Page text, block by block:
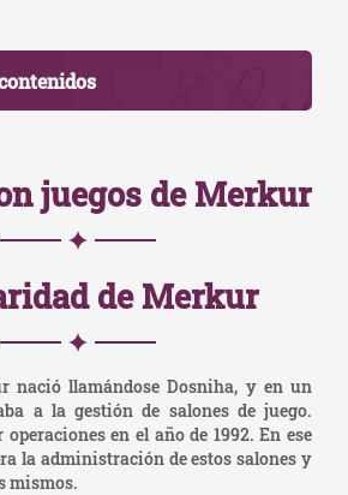
juegos de Merkur
de Merkur
nació llamándose Dosniha, y en un
a la gestión de salones de juego.
operaciones en el año de 1992. En ese
la administración de estos salones y
mismos.